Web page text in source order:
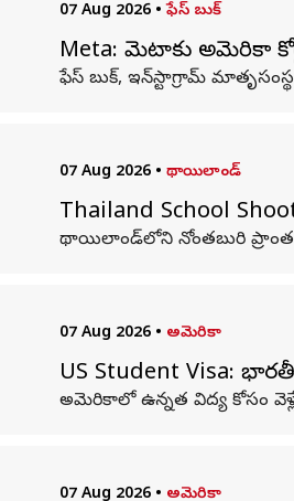
07 Aug 2026 • ఫేస్ బుక్
Meta: మెటాకు అమెరికా
ఫేస్‌ బుక్, ఇన్‌స్టాగ్రామ్
07 Aug 2026 • థాయిలాండ్
Thailand School
థాయిలాండ్‌లోని నోంతబురి
07 Aug 2026 • అమెరికా
US Student Visa:
అమెరికాలో ఉన్నత విద్య కోసం
07 Aug 2026 • అమెరికా